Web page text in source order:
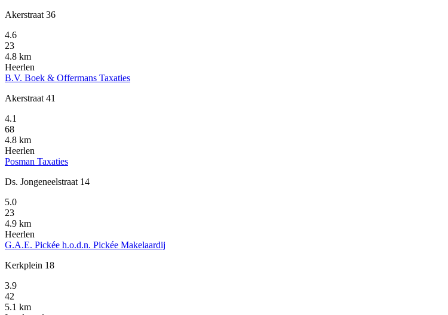
Akerstraat 36
4.6
23
4.8 km
Heerlen
B.V. Boek & Offermans Taxaties
Akerstraat 41
4.1
68
4.8 km
Heerlen
Posman Taxaties
Ds. Jongeneelstraat 14
5.0
23
4.9 km
Heerlen
G.A.E. Pickée h.o.d.n. Pickée Makelaardij
Kerkplein 18
3.9
42
5.1 km